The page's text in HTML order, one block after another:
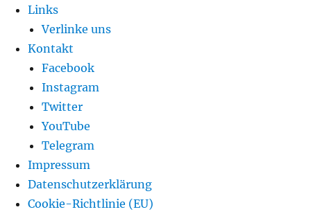
Links
Verlinke uns
Kontakt
Facebook
Instagram
Twitter
YouTube
Telegram
Impressum
Datenschutzerklärung
Cookie-Richtlinie (EU)